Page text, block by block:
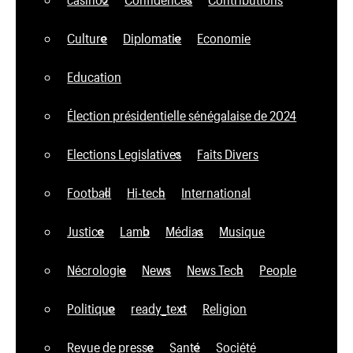
Culture Diplomatie Economie
Education
Élection présidentielle sénégalaise de 2024
Elections Legislatives Faits Divers
Football Hi-tech International
Justice Lamb Médias Musique
Nécrologie News News Tech People
Politique ready_text Religion
Revue de presse Santé Société